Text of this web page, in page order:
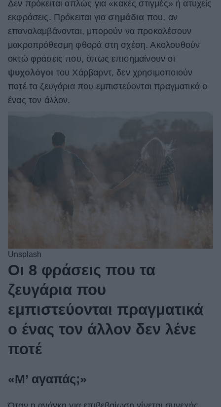
Δεν πρόκειται απλώς για «κακές στιγμές» ή ατυχείς
εκφράσεις. Πρόκειται για σημάδια που, αν
επαναλαμβάνονται, μπορούν να προκαλέσουν
μακροπρόθεσμη φθορά στη σχέση. Ακολουθούν
οκτώ φράσεις που, όπως επισημαίνουν οι
ψυχολόγοι του Χάρβαρντ, δεν χρησιμοποιούν
ποτέ τα ζευγάρια που εμπιστεύονται πραγματικά ο
ένας τον άλλον.
Unsplash
Οι 8 φράσεις που τα
ζευγάρια που
εμπιστεύονται πραγματικά
ο ένας τον άλλον δεν λένε
ποτέ
«Μ’ αγαπάς;»